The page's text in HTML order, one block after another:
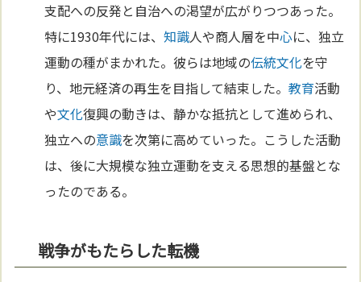
支配への反発と自治への渇望が広がりつつあった。
特に1930年代には、知識人や商人層を中心に、独立
運動の種がまかれた。彼らは地域の伝統文化を守
り、地元経済の再生を目指して結束した。教育活動
や文化復興の動きは、静かな抵抗として進められ、
独立への意識を次第に高めていった。こうした活動
は、後に大規模な独立運動を支える思想的基盤とな
ったのである。
戦争がもたらした転機